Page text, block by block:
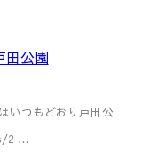
田公園
いつもどおり戸田公
2 …